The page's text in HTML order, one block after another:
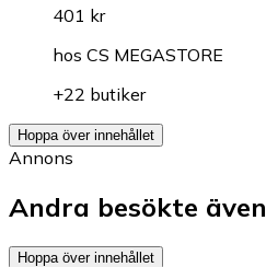
401 kr
hos CS MEGASTORE
+22 butiker
Hoppa över innehållet
Annons
Andra besökte även
Hoppa över innehållet